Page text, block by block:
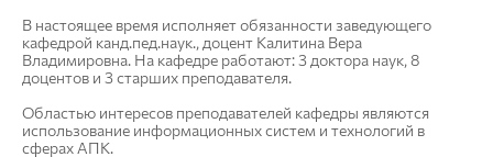
В настоящее время исполняет обязанности заведующего
кафедрой канд.пед.наук., доцент Калитина Вера
Владимировна. На кафедре работают: 3 доктора наук, 8
доцентов и 3 старших преподавателя.
Областью интересов преподавателей кафедры являются
использование информационных систем и технологий в
сферах АПК.